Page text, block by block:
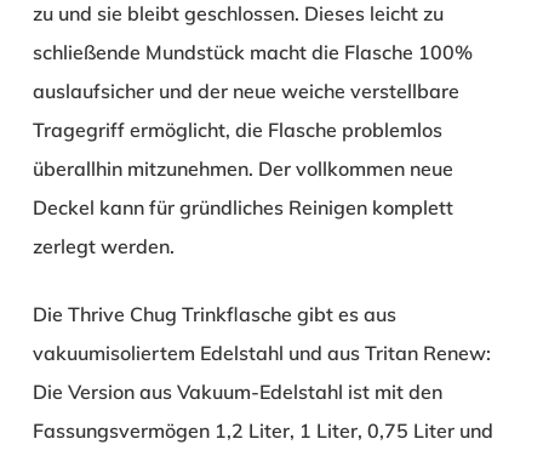
zu und sie bleibt geschlossen. Dieses leicht zu
schließende Mundstück macht die Flasche 100%
auslaufsicher und der neue weiche verstellbare
Tragegriff ermöglicht, die Flasche problemlos
überallhin mitzunehmen. Der vollkommen neue
Deckel kann für gründliches Reinigen komplett
zerlegt werden.
Die Thrive Chug Trinkflasche gibt es aus
vakuumisoliertem Edelstahl und aus Tritan Renew:
Die Version aus Vakuum-Edelstahl ist mit den
Fassungsvermögen 1,2 Liter, 1 Liter, 0,75 Liter und